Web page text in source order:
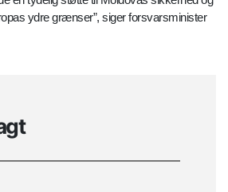
ydre grænser”, siger forsvarsminister